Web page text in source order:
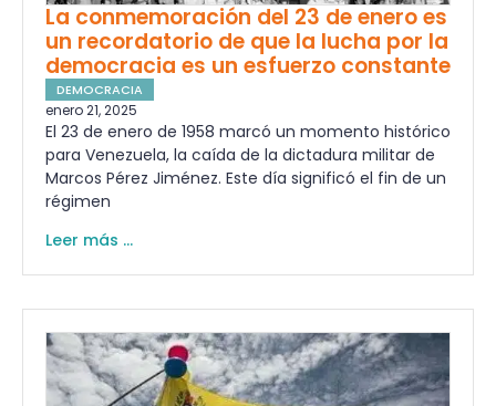
La conmemoración del 23 de enero es
un recordatorio de que la lucha por la
democracia es un esfuerzo constante
DEMOCRACIA
enero 21, 2025
El 23 de enero de 1958 marcó un momento histórico
para Venezuela, la caída de la dictadura militar de
Marcos Pérez Jiménez. Este día significó el fin de un
régimen
Leer más ...